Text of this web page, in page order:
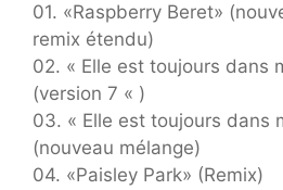
01. «Raspberry Beret»
remix étendu)
02. « Elle est toujours dans
(version 7 « )
03. « Elle est toujours dans
(nouveau mélange)
04. «Paisley Park» (Remix)